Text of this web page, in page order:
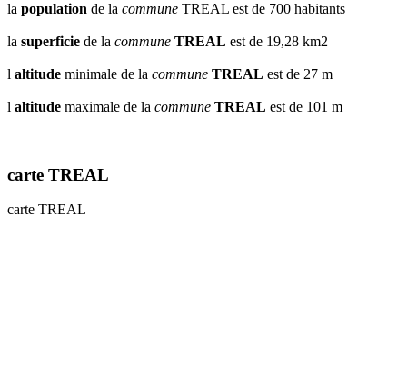
la population de la commune TREAL est de 700 habitants
la superficie de la commune TREAL est de 19,28 km2
l altitude minimale de la commune TREAL est de 27 m
l altitude maximale de la commune TREAL est de 101 m
carte TREAL
carte TREAL